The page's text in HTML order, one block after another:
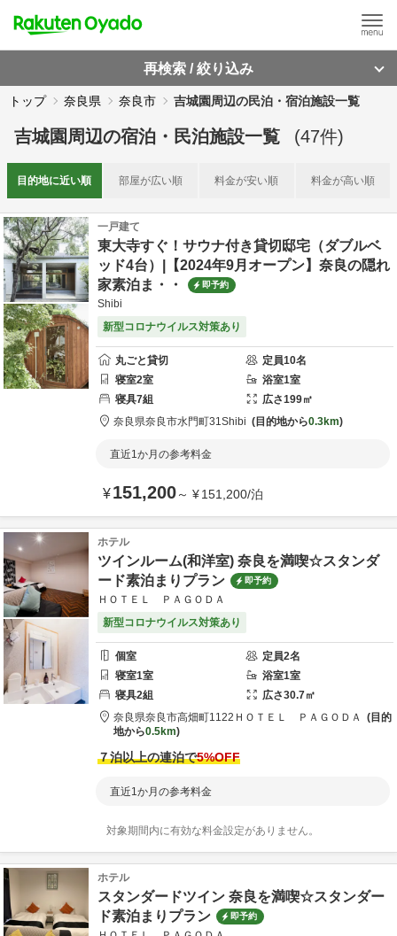
再検索 / 絞り込み
トップ 奈良県 奈良市 吉城園周辺の民泊・宿泊施設一覧
吉城園周辺の宿泊・民泊施設一覧 (47件)
目的地に近い順 部屋が広い順 料金が安い順 料金が高い順
一戸建て
東大寺すぐ！サウナ付き貸切邸宅（ダブルベ
ッド4台）|【2024年9月オープン】奈良の隠れ
家素泊ま・・
即予約
Shibi
新型コロナウイルス対策あり
丸ごと貸切 定員10名
寝室2室 浴室1室
寝具7組 広さ199㎡
奈良県奈良市水門町31Shibi 目的地から0.3km
直近1か月の参考料金
¥151,200～ ¥151,200/泊
ホテル
ツインルーム(和洋室) 奈良を満喫☆スタンダ
ード素泊まりプラン
即予約
ＨＯＴＥＬ ＰＡＧＯＤＡ
新型コロナウイルス対策あり
個室 定員2名
寝室1室 浴室1室
寝具2組 広さ30.7㎡
奈良県奈良市高畑町1122 ＨＯＴＥＬ ＰＡＧＯＤＡ
目的
地から0.5km
７泊以上の連泊で5%OFF
直近1か月の参考料金
対象期間内に有効な料金設定がありません。
ホテル
スタンダードツイン 奈良を満喫☆スタンダー
ド素泊まりプラン
即予約